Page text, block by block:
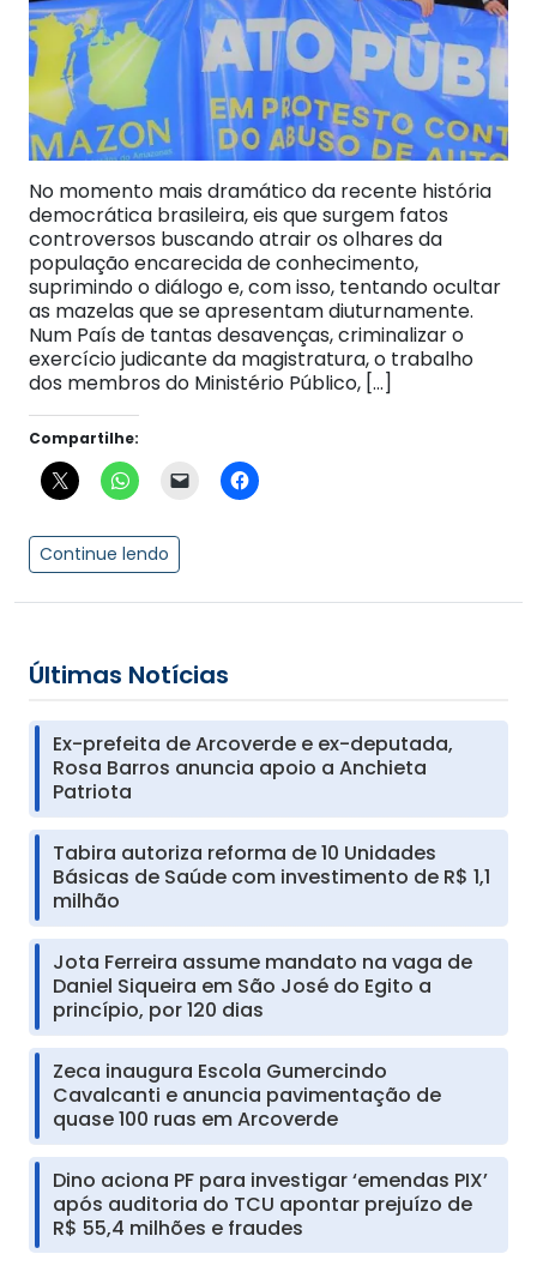
No momento mais dramático da recente história
democrática brasileira, eis que surgem fatos
controversos buscando atrair os olhares da
população encarecida de conhecimento,
suprimindo o diálogo e, com isso, tentando ocultar
as mazelas que se apresentam diuturnamente.
Num País de tantas desavenças, criminalizar o
exercício judicante da magistratura, o trabalho
dos membros do Ministério Público, […]
Compartilhe:
Continue lendo
Últimas Notícias
Ex-prefeita de Arcoverde e ex-deputada,
Rosa Barros anuncia apoio a Anchieta
Patriota
Tabira autoriza reforma de 10 Unidades
Básicas de Saúde com investimento de R$ 1,1
milhão
Jota Ferreira assume mandato na vaga de
Daniel Siqueira em São José do Egito a
princípio, por 120 dias
Zeca inaugura Escola Gumercindo
Cavalcanti e anuncia pavimentação de
quase 100 ruas em Arcoverde
Dino aciona PF para investigar ‘emendas PIX’
após auditoria do TCU apontar prejuízo de
R$ 55,4 milhões e fraudes